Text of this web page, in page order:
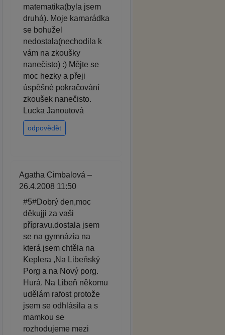
matematika(byla jsem
druhá). Moje kamarádka
se bohužel
nedostala(nechodila k
vám na zkoušky
nanečisto) :) Mějte se
moc hezky a přeji
úspěšné pokračování
zkoušek nanečisto.
Lucka Janoutová
odpovědět
Agatha Cimbalová –
26.4.2008 11:50
#5#Dobrý den,moc
děkujji za vaši
přípravu.dostala jsem
se na gymnázia na
která jsem chtěla na
Keplera ,Na Libeňský
Porg a na Nový porg.
Hurá. Na Libeň někomu
udělám rafost protože
jsem se odhlásila a s
mamkou se
rozhodujeme mezi